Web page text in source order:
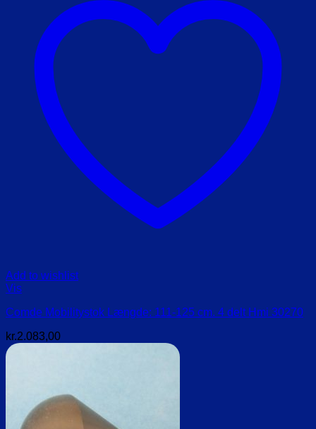
Add to wishlist
Vis
Comde Mobilitystok Længde: 111-125 cm. 4 delt Hmi 30270
kr.2.083,00